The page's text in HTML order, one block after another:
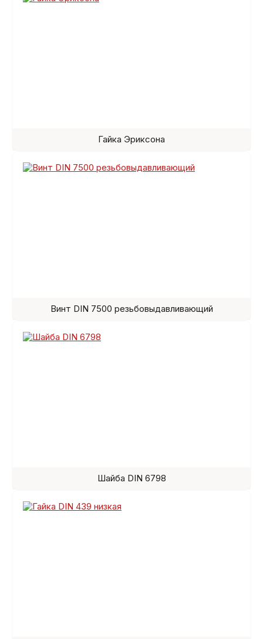
Гайка Эриксона
Винт DIN 7500 резьбовыдавливающий
Шайба DIN 6798